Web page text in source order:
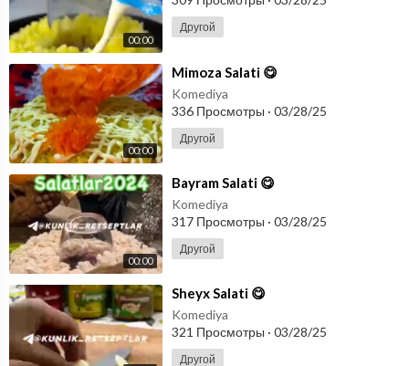
00:00
Другой
00:00
⁣Mimoza Salati 😋
Komediya
336 Просмотры · 03/28/25
Другой
00:00
⁣Bayram Salati 😋
Komediya
317 Просмотры · 03/28/25
Другой
⁣Sheyx Salati 😋
Komediya
321 Просмотры · 03/28/25
Другой